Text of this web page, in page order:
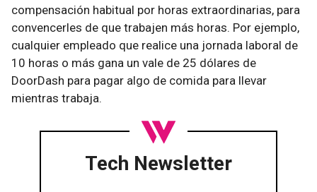
compensación habitual por horas extraordinarias, para
convencerles de que trabajen más horas. Por ejemplo,
cualquier empleado que realice una jornada laboral de
10 horas o más gana un vale de 25 dólares de
DoorDash para pagar algo de comida para llevar
mientras trabaja.
Tech Newsletter